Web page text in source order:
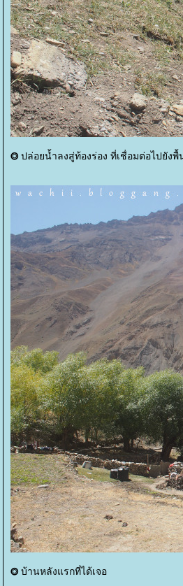
⭗ ปล่อยน้ำลงสู่ท้องร่อง ที่เชื่อมต่อไปยัง
⭗ บ้านหลังแรกที่ได้เจอ